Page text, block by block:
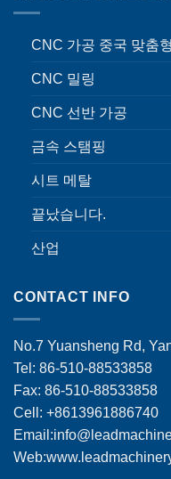
CNC 가공 중국 맞춤
CNC 밀링
CNC 선반 가공
금속 스탬핑
시트 메탈
끝났습니다.
산업
CONTACT INFO
No.7 Yuansheng Rd,
Tel: 86-510-88533858
Fax: 86-510-88533858
Cell: +8613961886740
Email: